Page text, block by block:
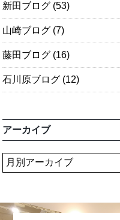
新田ブログ (53)
山崎ブログ (7)
藤田ブログ (16)
石川原ブログ (12)
アーカイブ